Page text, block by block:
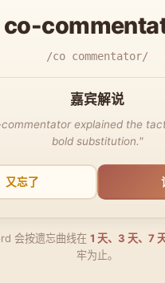
co-
/co commentator/
嘉宾解说
explained the
bold substitution."
又忘了
会按遗忘曲线在 1 天、3 天、7
牢为止。